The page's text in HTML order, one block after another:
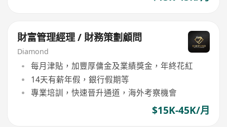
財富管理經理 / 財務策劃顧問
Diamond
每月津貼，加豐厚傭金及業績獎金，年終花紅
14天有薪年假，銀行假期等
專業培訓，快速晉升通道，海外考察機會
$15K-45K/月